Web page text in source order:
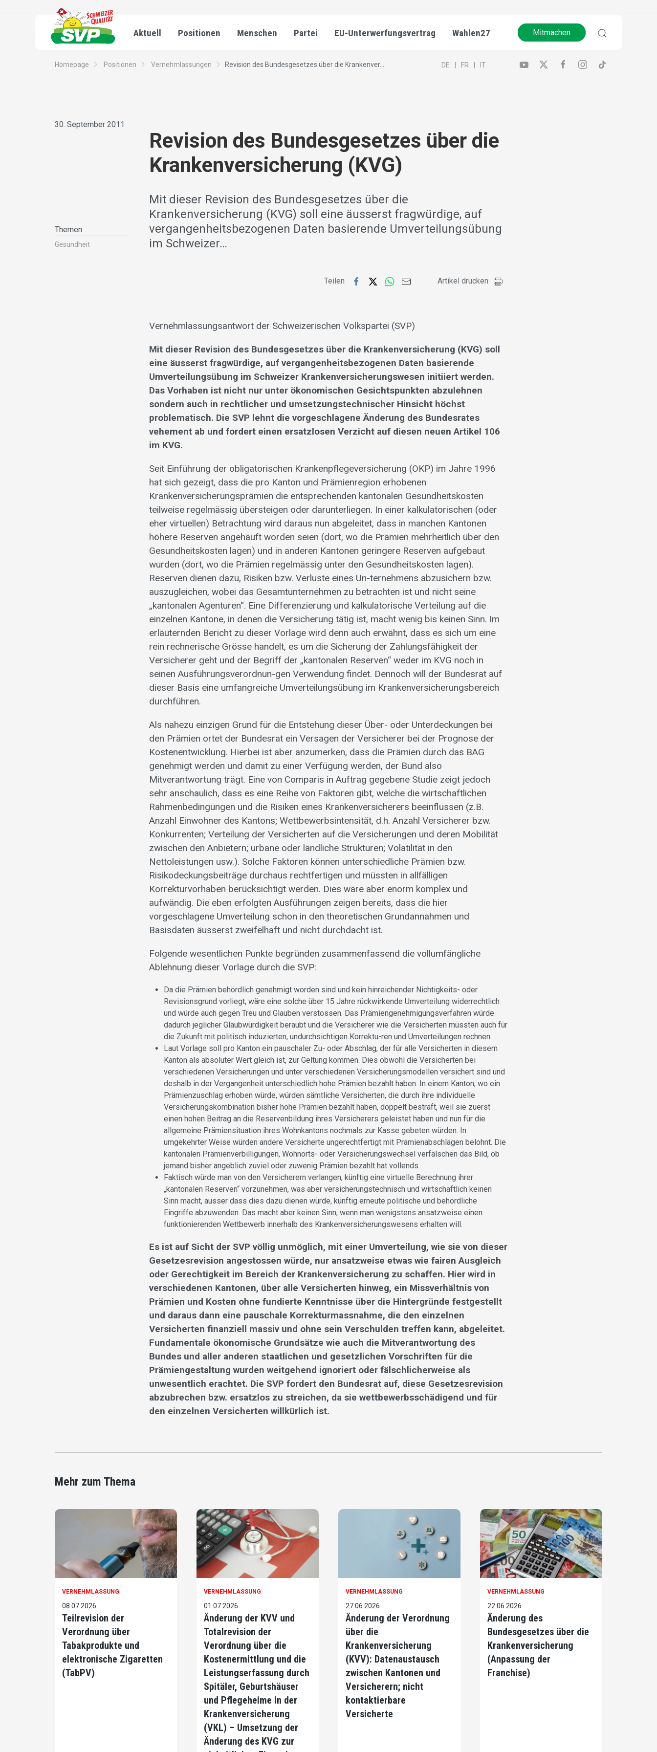
Aktuell Positionen Menschen Partei EU-Unterwerfungsvertrag Wahlen27 Mitmachen
Homepage Positionen Vernehmlassungen Revision des Bundesgesetzes über die Krankenver... DE FR IT
30. September 2011
Themen
Gesundheit
Revision des Bundesgesetzes über die
Krankenversicherung (KVG)
Mit dieser Revision des Bundesgesetzes über die
Krankenversicherung (KVG) soll eine äusserst fragwürdige, auf
vergangenheitsbezogenen Daten basierende Umverteilungsübung
im Schweizer…
Teilen Artikel drucken
Vernehmlassungsantwort der Schweizerischen Volkspartei (SVP)
Mit dieser Revision des Bundesgesetzes über die Krankenversicherung (KVG) soll
eine äusserst fragwürdige, auf vergangenheitsbezogenen Daten basierende
Umverteilungsübung im Schweizer Krankenversicherungswesen initiiert werden.
Das Vorhaben ist nicht nur unter ökonomischen Gesichtspunkten abzulehnen
sondern auch in rechtlicher und umsetzungstechnischer Hinsicht höchst
problematisch. Die SVP lehnt die vorgeschlagene Änderung des Bundesrates
vehement ab und fordert einen ersatzlosen Verzicht auf diesen neuen Artikel 106
im KVG.
Seit Einführung der obligatorischen Krankenpflegeversicherung (OKP) im Jahre 1996
hat sich gezeigt, dass die pro Kanton und Prämienregion erhobenen
Krankenversicherungsprämien die entsprechenden kantonalen Gesundheitskosten
teilweise regelmässig übersteigen oder darunterliegen. In einer kalkulatorischen (oder
eher virtuellen) Betrachtung wird daraus nun abgeleitet, dass in manchen Kantonen
höhere Reserven angehäuft worden seien (dort, wo die Prämien mehrheitlich über den
Gesundheitskosten lagen) und in anderen Kantonen geringere Reserven aufgebaut
wurden (dort, wo die Prämien regelmässig unter den Gesundheitskosten lagen).
Reserven dienen dazu, Risiken bzw. Verluste eines Un-ternehmens abzusichern bzw.
auszugleichen, wobei das Gesamtunternehmen zu betrachten ist und nicht seine
„kantonalen Agenturen“. Eine Differenzierung und kalkulatorische Verteilung auf die
einzelnen Kantone, in denen die Versicherung tätig ist, macht wenig bis keinen Sinn. Im
erläuternden Bericht zu dieser Vorlage wird denn auch erwähnt, dass es sich um eine
rein rechnerische Grösse handelt, es um die Sicherung der Zahlungsfähigkeit der
Versicherer geht und der Begriff der „kantonalen Reserven“ weder im KVG noch in
seinen Ausführungsverordnun-gen Verwendung findet. Dennoch will der Bundesrat auf
dieser Basis eine umfangreiche Umverteilungsübung im Krankenversicherungsbereich
durchführen.
Als nahezu einzigen Grund für die Entstehung dieser Über- oder Unterdeckungen bei
den Prämien ortet der Bundesrat ein Versagen der Versicherer bei der Prognose der
Kostenentwicklung. Hierbei ist aber anzumerken, dass die Prämien durch das BAG
genehmigt werden und damit zu einer Verfügung werden, der Bund also
Mitverantwortung trägt. Eine von Comparis in Auftrag gegebene Studie zeigt jedoch
sehr anschaulich, dass es eine Reihe von Faktoren gibt, welche die wirtschaftlichen
Rahmenbedingungen und die Risiken eines Krankenversicherers beeinflussen (z.B.
Anzahl Einwohner des Kantons; Wettbewerbsintensität, d.h. Anzahl Versicherer bzw.
Konkurrenten; Verteilung der Versicherten auf die Versicherungen und deren Mobilität
zwischen den Anbietern; urbane oder ländliche Strukturen; Volatilität in den
Nettoleistungen usw.). Solche Faktoren können unterschiedliche Prämien bzw.
Risikodeckungsbeiträge durchaus rechtfertigen und müssten in allfälligen
Korrekturvorhaben berücksichtigt werden. Dies wäre aber enorm komplex und
aufwändig. Die eben erfolgten Ausführungen zeigen bereits, dass die hier
vorgeschlagene Umverteilung schon in den theoretischen Grundannahmen und
Basisdaten äusserst zweifelhaft und nicht durchdacht ist.
Folgende wesentlichen Punkte begründen zusammenfassend die vollumfängliche
Ablehnung dieser Vorlage durch die SVP:
Da die Prämien behördlich genehmigt worden sind und kein hinreichender Nichtigkeits- oder
Revisionsgrund vorliegt, wäre eine solche über 15 Jahre rückwirkende Umverteilung widerrechtlich
und würde auch gegen Treu und Glauben verstossen. Das Prämiengenehmigungsverfahren würde
dadurch jeglicher Glaubwürdigkeit beraubt und die Versicherer wie die Versicherten müssten auch für
die Zukunft mit politisch induzierten, undurchsichtigen Korrektu-ren und Umverteilungen rechnen.
Laut Vorlage soll pro Kanton ein pauschaler Zu- oder Abschlag, der für alle Versicherten in diesem
Kanton als absoluter Wert gleich ist, zur Geltung kommen. Dies obwohl die Versicherten bei
verschiedenen Versicherungen und unter verschiedenen Versicherungsmodellen versichert sind und
deshalb in der Vergangenheit unterschiedlich hohe Prämien bezahlt haben. In einem Kanton, wo ein
Prämienzuschlag erhoben würde, würden sämtliche Versicherten, die durch ihre individuelle
Versicherungskombination bisher hohe Prämien bezahlt haben, doppelt bestraft, weil sie zuerst
einen hohen Beitrag an die Reservenbildung ihres Versicherers geleistet haben und nun für die
allgemeine Prämiensituation ihres Wohnkantons nochmals zur Kasse gebeten würden. In
umgekehrter Weise würden andere Versicherte ungerechtfertigt mit Prämienabschlägen belohnt. Die
kantonalen Prämienverbilligungen, Wohnorts- oder Versicherungswechsel verfälschen das Bild, ob
jemand bisher angeblich zuviel oder zuwenig Prämien bezahlt hat vollends.
Faktisch würde man von den Versicherern verlangen, künftig eine virtuelle Berechnung ihrer
„kantonalen Reserven“ vorzunehmen, was aber versicherungstechnisch und wirtschaftlich keinen
Sinn macht, ausser dass dies dazu dienen würde, künftig erneute politische und behördliche
Eingriffe abzuwenden. Das macht aber keinen Sinn, wenn man wenigstens ansatzweise einen
funktionierenden Wettbewerb innerhalb des Krankenversicherungswesens erhalten will.
Es ist auf Sicht der SVP völlig unmöglich, mit einer Umverteilung, wie sie von dieser
Gesetzesrevision angestossen würde, nur ansatzweise etwas wie fairen Ausgleich
oder Gerechtigkeit im Bereich der Krankenversicherung zu schaffen. Hier wird in
verschiedenen Kantonen, über alle Versicherten hinweg, ein Missverhältnis von
Prämien und Kosten ohne fundierte Kenntnisse über die Hintergründe festgestellt
und daraus dann eine pauschale Korrekturmassnahme, die den einzelnen
Versicherten finanziell massiv und ohne sein Verschulden treffen kann, abgeleitet.
Fundamentale ökonomische Grundsätze wie auch die Mitverantwortung des
Bundes und aller anderen staatlichen und gesetzlichen Vorschriften für die
Prämiengestaltung wurden weitgehend ignoriert oder fälschlicherweise als
unwesentlich erachtet. Die SVP fordert den Bundesrat auf, diese Gesetzesrevision
abzubrechen bzw. ersatzlos zu streichen, da sie wettbewerbsschädigend und für
den einzelnen Versicherten willkürlich ist.
Mehr zum Thema
VERNEHMLASSUNG
08.07.2026
Teilrevision der
Verordnung über
Tabakprodukte und
elektronische Zigaretten
(TabPV)
VERNEHMLASSUNG
01.07.2026
Änderung der KVV und
Totalrevision der
Verordnung über die
Kostenermittlung und die
Leistungserfassung durch
Spitäler, Geburtshäuser
und Pflegeheime in der
Krankenversicherung
(VKL) – Umsetzung der
Änderung des KVG zur
VERNEHMLASSUNG
27.06.2026
Änderung der Verordnung
über die
Krankenversicherung
(KVV): Datenaustausch
zwischen Kantonen und
Versicherern; nicht
kontaktierbare
Versicherte
VERNEHMLASSUNG
22.06.2026
Änderung des
Bundesgesetzes über die
Krankenversicherung
(Anpassung der
Franchise)